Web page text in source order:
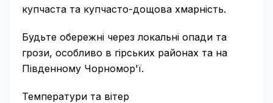
купчаста та купчасто-дощова хмарність.
Будьте обережні через локальні опади та
грози, особливо в гірських районах та на
Південному Чорномор'ї.
Температури та вітер